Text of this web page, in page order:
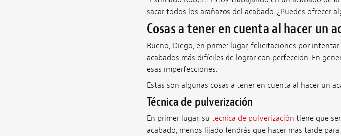
sacar todos los arañazos del acabado. ¿Puedes ofrecer
Cosas a tener en cuenta al hacer un
Bueno, Diego, en primer lugar, felicitaciones por
acabados más difíciles de lograr con perfección. En
esas imperfecciones.
Estas son algunas cosas a tener en cuenta al hacer un
Técnica de pulverización
En primer lugar, su técnica de pulverización tiene que
acabado, menos lijado tendrás que hacer más tarde